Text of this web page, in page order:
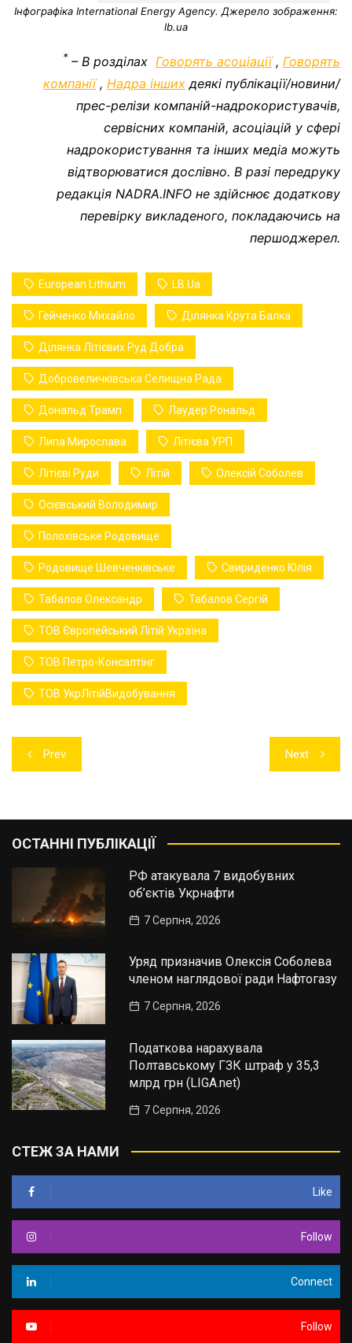
Інфографіка International Energy Agency. Джерело зображення:
lb.ua
* – В розділах Говорять асоціації, Говорять
компанії, Надра інших деякі публікації/новини/
прес-релізи компаній-надрокористувачів,
сервісних компаній, асоціацій у сфері
надрокористування та інших медіа можуть
відтворюватися дослівно. В разі передруку
редакція NADRA.INFO не здійснює додаткову
перевірку викладеного, покладаючись на
першоджерел.
European Lithium LB.ua
Гейченко Михайло Ділянка Крута Балка
Ділянка Літієвих Руд Добра
Добровеличківська Селищна Рада
Дональд Трамп Лаудер Рональд
Липа Мирослава Літієва УРП
Літієві Руди Літій Олексій Соболев
Осієвський Володимир
Полохівське Родовище
Родовище Шевченківське Свириденко Юлія
Табалов Олександр Табалов Сергій
ТОВ Європейський Літій Україна
ТОВ Петро-Консалтінг
ТОВ УкрЛітійВидобування
Навігація
записів
Prev Next
ОСТАННІ ПУБЛІКАЦІЇ
РФ атакувала 7 видобувних
об’єктів Укрнафти
7 Серпня, 2026
Уряд призначив Олексія Соболева
членом наглядової ради Нафтогазу
7 Серпня, 2026
Податкова нарахувала
Полтавському ГЗК штраф у 35,3
млрд грн (LIGA.net)
7 Серпня, 2026
СТЕЖ ЗА НАМИ
Like
Follow
Connect
Follow